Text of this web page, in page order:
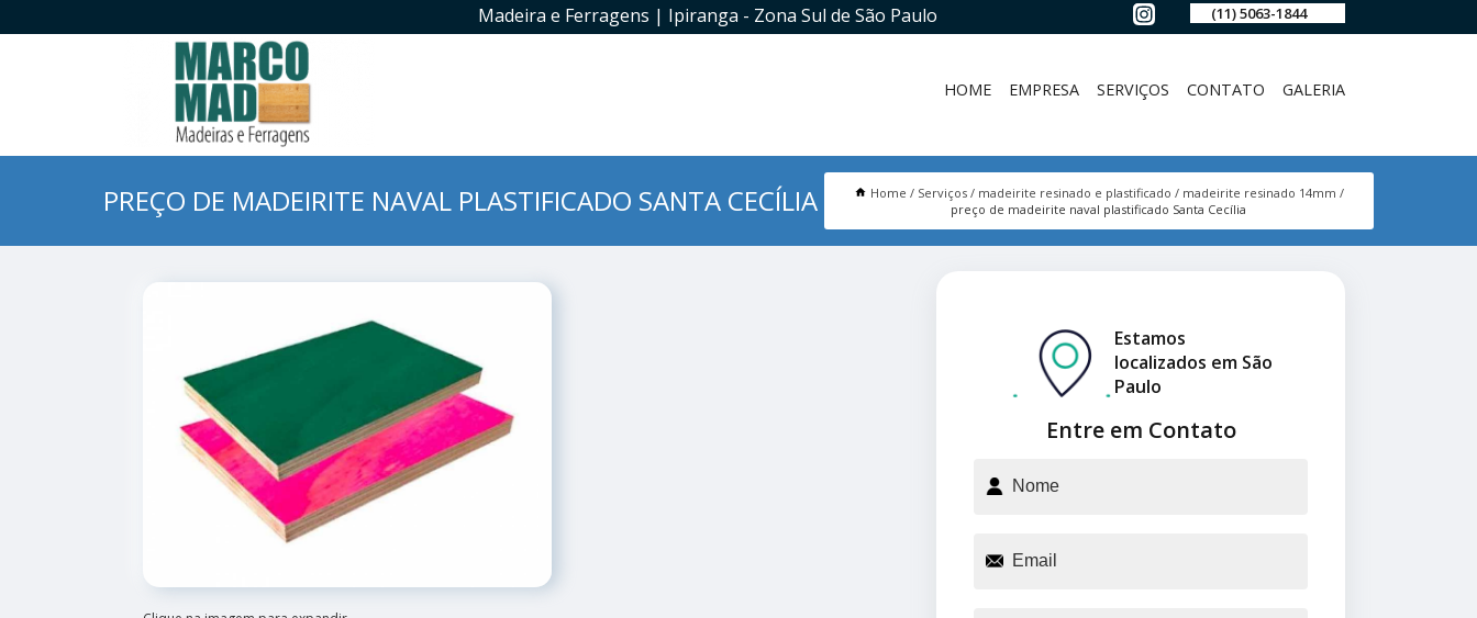
Madeira e Ferragens | Ipiranga - Zona Sul de São Paulo (11) 5063-1844
HOME EMPRESA SERVIÇOS CONTATO GALERIA
PREÇO DE MADEIRITE NAVAL PLASTIFICADO SANTA CECÍLIA Home Serviços madeirite resinado e plastificado
madeirite resinado 14mm
preço de madeirite naval plastificado Santa Cecília
Entre em Contato
Estamos
localizados em São
Paulo